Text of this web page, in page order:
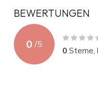
BEWERTUNGEN
0 /5
0Sterne,